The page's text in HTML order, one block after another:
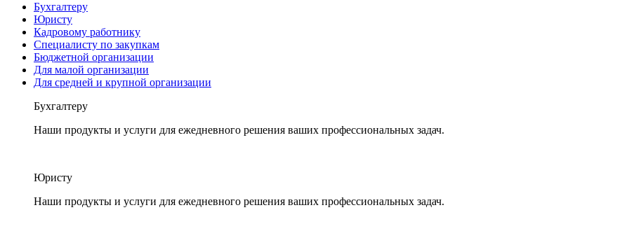
Бухгалтеру
Юристу
Кадровому работнику
Специалисту по закупкам
Бюджетной организации
Для малой организации
Для средней и крупной организации
Бухгалтеру
Наши продукты и услуги для ежедневного решения ваших профессиональных задач.
Юристу
Наши продукты и услуги для ежедневного решения ваших профессиональных задач.